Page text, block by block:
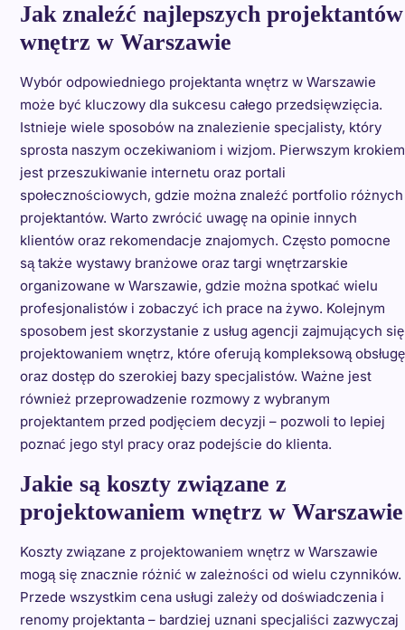
Jak znaleźć najlepszych projektantów
wnętrz w Warszawie
Wybór odpowiedniego projektanta wnętrz w Warszawie
może być kluczowy dla sukcesu całego przedsięwzięcia.
Istnieje wiele sposobów na znalezienie specjalisty, który
sprosta naszym oczekiwaniom i wizjom. Pierwszym krokiem
jest przeszukiwanie internetu oraz portali
społecznościowych, gdzie można znaleźć portfolio różnych
projektantów. Warto zwrócić uwagę na opinie innych
klientów oraz rekomendacje znajomych. Często pomocne
są także wystawy branżowe oraz targi wnętrzarskie
organizowane w Warszawie, gdzie można spotkać wielu
profesjonalistów i zobaczyć ich prace na żywo. Kolejnym
sposobem jest skorzystanie z usług agencji zajmujących się
projektowaniem wnętrz, które oferują kompleksową obsługę
oraz dostęp do szerokiej bazy specjalistów. Ważne jest
również przeprowadzenie rozmowy z wybranym
projektantem przed podjęciem decyzji – pozwoli to lepiej
poznać jego styl pracy oraz podejście do klienta.
Jakie są koszty związane z
projektowaniem wnętrz w Warszawie
Koszty związane z projektowaniem wnętrz w Warszawie
mogą się znacznie różnić w zależności od wielu czynników.
Przede wszystkim cena usługi zależy od doświadczenia i
renomy projektanta – bardziej uznani specjaliści zazwyczaj